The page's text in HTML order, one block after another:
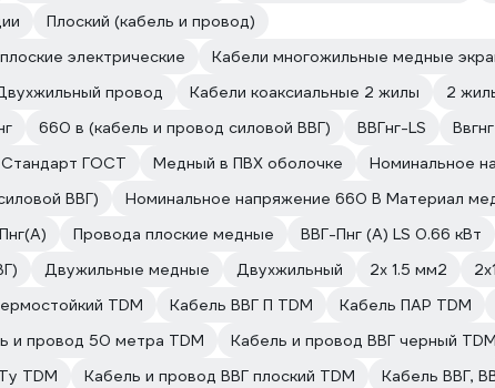
Плоский (кабель и провод)
электрические
Кабели многожильные медные
провод Кабели коаксиальные 2 жилы 2
660 в (кабель и провод силовой ВВГ) ВВГнг-LS
ГОСТ Медный в ПВХ оболочке
Номинальное
ВВГ) Номинальное напряжение 660 В Материал
Провода плоские медные
ВВГ-Пнг (А) LS 0.66 кВт
Двужильные медные Двухжильный 2х 1.5 мм2
TDM Кабель ВВГ П TDM Кабель ПАР TDM
и провод 50 метра TDM
Кабель и провод ВВГ черный TDM
TDM Кабель и провод ВВГ плоский TDM
Кабель ВВГ,